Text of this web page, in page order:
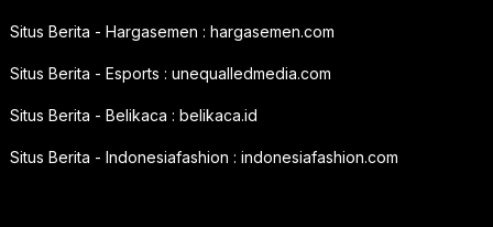
Situs Berita - Hargasemen : hargasemen.com
Situs Berita - Esports : unequalledmedia.com
Situs Berita - Belikaca : belikaca.id
Situs Berita - Indonesiafashion : indonesiafashion.com